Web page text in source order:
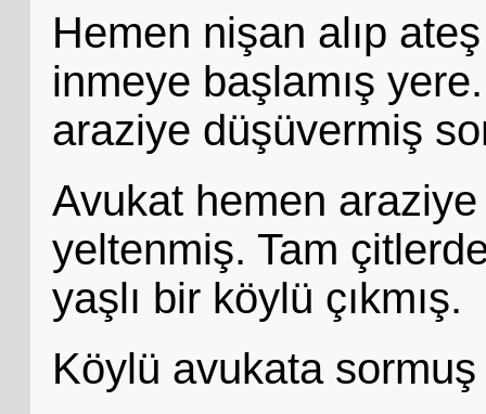
Hemen nişan alıp
inmeye başlamış
araziye düşüvermiş
Avukat hemen
yeltenmiş. Tam
yaşlı bir köylü çıkmış.
Köylü avukata sormuş